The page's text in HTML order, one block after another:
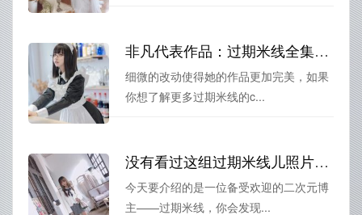
非凡代表作品：过期米线全集未删减百度网盘下载高清美图欣赏
细微的改动使得她的作品更加完美，如果
你想了解更多过期米线的c...
没有看过这组过期米线儿照片的人，就算没去过中国
今天要介绍的是一位备受欢迎的二次元博
主——过期米线，你会发现...